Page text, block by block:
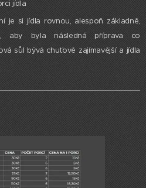
jídla
je si jídla rovnou, alespoň základně,
aby byla následná příprava co
sůl bývá chuťově zajímavější a jídla